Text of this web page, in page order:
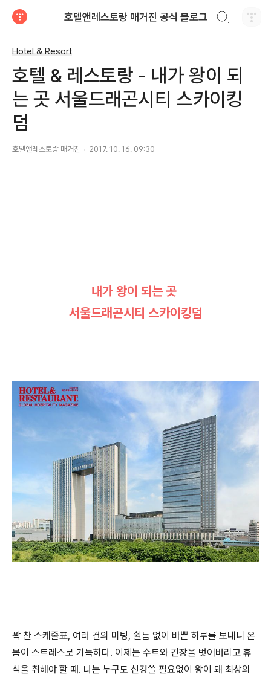
호텔앤레스토랑 매거진 공식 블로그
Hotel & Resort
호텔 & 레스토랑 - 내가 왕이 되
는 곳 서울드래곤시티 스카이킹
덤
호텔앤레스토랑 매거진 2017. 10. 16. 09:30
내가 왕이 되는 곳
서울드래곤시티 스카이킹덤
꽉 찬 스케줄표, 여러 건의 미팅, 쉴틈 없이 바쁜 하루를 보내니 온
몸이 스트레스로 가득하다. 이제는 수트와 긴장을 벗어버리고 휴
식을 취해야 할 때. 나는 누구도 신경쓸 필요없이 왕이 돼 최상의